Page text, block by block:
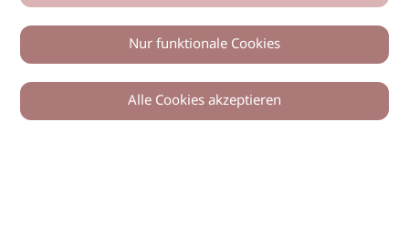
Nur funktionale Cookies
Alle Cookies akzeptieren